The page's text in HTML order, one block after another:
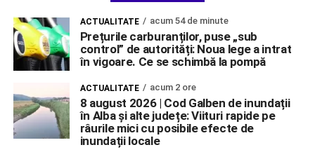
ACTUALITATE acum 54 de minute
Prețurile carburanților, puse „sub
control” de autorități: Noua lege a intrat
în vigoare. Ce se schimbă la pompă
ACTUALITATE acum 2 ore
8 august 2026 | Cod Galben de inundații
în Alba și alte județe: Viituri rapide pe
râurile mici cu posibile efecte de
inundații locale